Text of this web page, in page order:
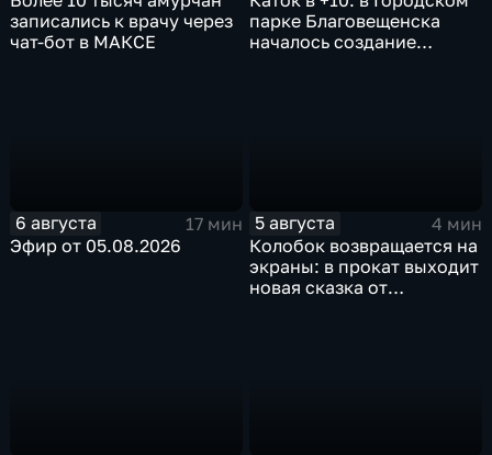
записались к врачу через
чат-бот в МАКСЕ
парке Благовещенска
началось создание
6 августа
17 мин
Эфир от 05.08.2026
5 августа
4 мин
Колобок возвращается на
экраны: в прокат выходит
новая сказка от